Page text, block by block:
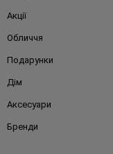
Акції
Обличчя
Подарунки
Дім
Аксесуари
Бренди